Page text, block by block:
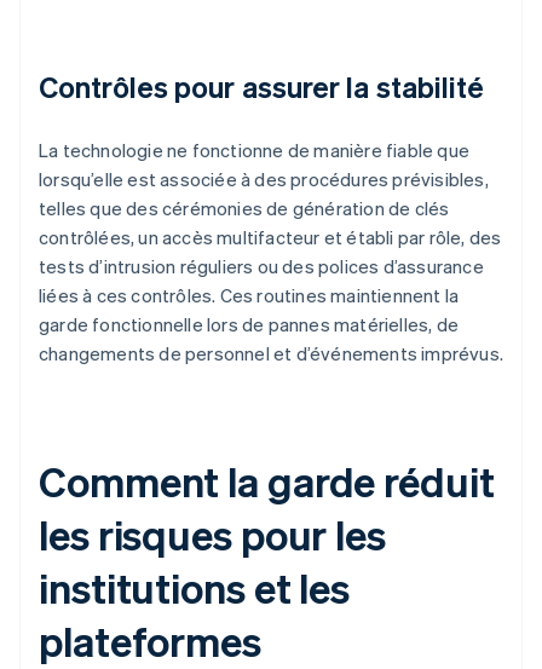
Contrôles pour assurer la stabilité
La technologie ne fonctionne de manière fiable que
lorsqu’elle est associée à des procédures prévisibles,
telles que des cérémonies de génération de clés
contrôlées, un accès multifacteur et établi par rôle, des
tests d’intrusion réguliers ou des polices d’assurance
liées à ces contrôles. Ces routines maintiennent la
garde fonctionnelle lors de pannes matérielles, de
changements de personnel et d’événements imprévus.
Comment la garde réduit
les risques pour les
institutions et les
plateformes